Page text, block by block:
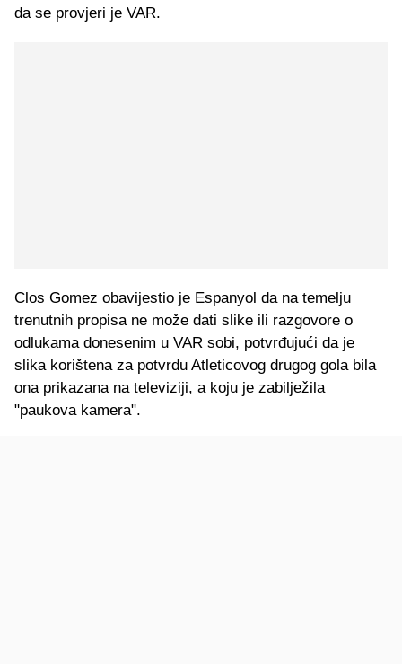
da se provjeri je VAR.
Clos Gomez obavijestio je Espanyol da na temelju
trenutnih propisa ne može dati slike ili razgovore o
odlukama donesenim u VAR sobi, potvrđujući da je
slika korištena za potvrdu Atleticovog drugog gola bila
ona prikazana na televiziji, a koju je zabilježila
"paukova kamera".